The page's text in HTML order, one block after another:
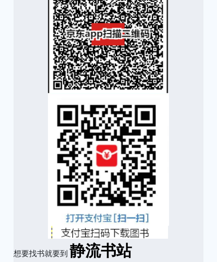
想要找书就要到 静流书站